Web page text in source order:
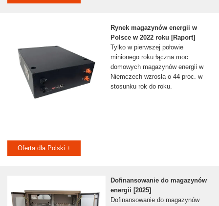
Rynek magazynów energii w
Polsce w 2022 roku [Raport]
Tylko w pierwszej połowie
minionego roku łączna moc
domowych magazynów energii w
Niemczech wzrosła o 44 proc. w
stosunku rok do roku.
Oferta dla Polski +
Dofinansowanie do magazynów
energii [2025]
Dofinansowanie do magazynów